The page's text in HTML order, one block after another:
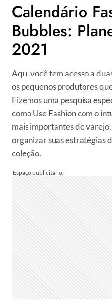
Calendário
Bubbles:
2021
Aqui você tem acesso a
os pequenos produtores
Fizemos uma pesquisa
como Use Fashion com o
mais importantes do
organizar suas estratégias
coleção.